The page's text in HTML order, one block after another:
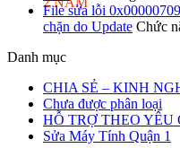
File sửa lỗi
chặn do Update Chức
Danh mục
CHIA SẺ – KINH
Chưa được phân loại
HỖ TRỢ THEO YÊU
Sửa Máy Tính Quận 1